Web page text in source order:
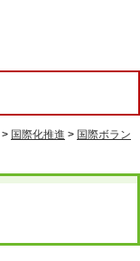
> 国際化推進 > 国際ボラン